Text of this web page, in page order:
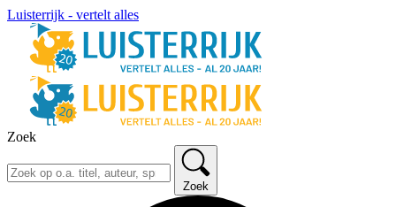
Luisterrijk - vertelt alles
Zoek
Zoek